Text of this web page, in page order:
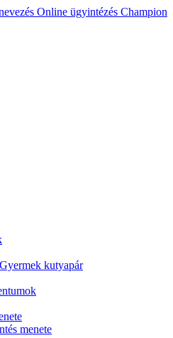
Online ügyintézés Champion
kutyapár
menete